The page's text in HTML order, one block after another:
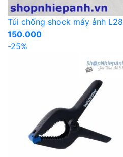
Túi chống shock máy ảnh L28
150.000
-25%